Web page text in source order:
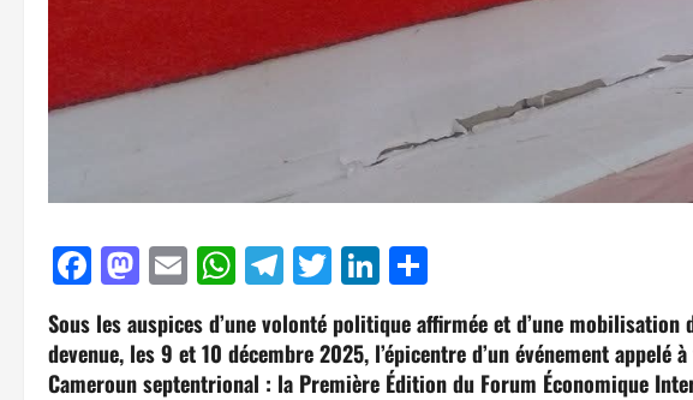
Facebook
Mastodon
EmailWhatsApp
Telegram
TwitterLinkedIn
Sous les auspices d’une volonté politique affirmée et d’une
devenue, les 9 et 10 décembre 2025, l’épicentre d’un événement
Cameroun septentrional : la Première Édition du Forum Économique